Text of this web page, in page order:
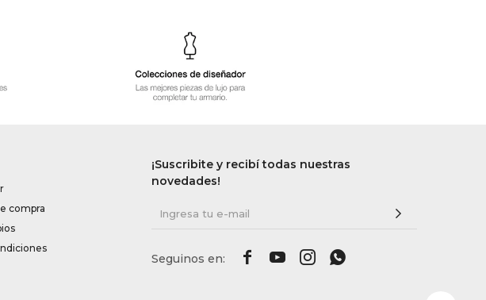
compra
¡Suscribite y recibí todas nuestras
novedades!
   